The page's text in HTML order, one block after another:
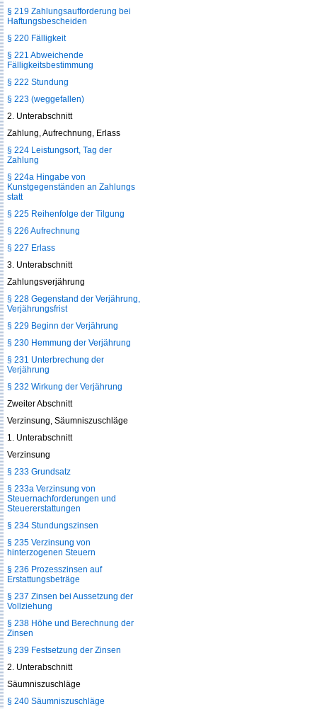
§ 219 Zahlungsaufforderung bei
Haftungsbescheiden
§ 220 Fälligkeit
§ 221 Abweichende
Fälligkeitsbestimmung
§ 222 Stundung
§ 223 (weggefallen)
2. Unterabschnitt
Zahlung, Aufrechnung, Erlass
§ 224 Leistungsort, Tag der
Zahlung
§ 224a Hingabe von
Kunstgegenständen an Zahlungs
statt
§ 225 Reihenfolge der Tilgung
§ 226 Aufrechnung
§ 227 Erlass
3. Unterabschnitt
Zahlungsverjährung
§ 228 Gegenstand der Verjährung,
Verjährungsfrist
§ 229 Beginn der Verjährung
§ 230 Hemmung der Verjährung
§ 231 Unterbrechung der
Verjährung
§ 232 Wirkung der Verjährung
Zweiter Abschnitt
Verzinsung, Säumniszuschläge
1. Unterabschnitt
Verzinsung
§ 233 Grundsatz
§ 233a Verzinsung von
Steuernachforderungen und
Steuererstattungen
§ 234 Stundungszinsen
§ 235 Verzinsung von
hinterzogenen Steuern
§ 236 Prozesszinsen auf
Erstattungsbeträge
§ 237 Zinsen bei Aussetzung der
Vollziehung
§ 238 Höhe und Berechnung der
Zinsen
§ 239 Festsetzung der Zinsen
2. Unterabschnitt
Säumniszuschläge
§ 240 Säumniszuschläge